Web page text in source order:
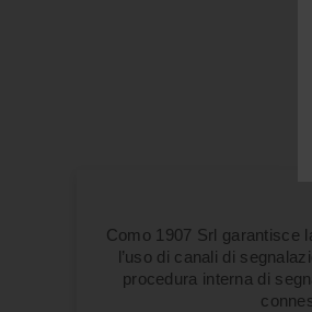
Como 1907 Srl garantisce
l’uso di canali di
procedura interna di